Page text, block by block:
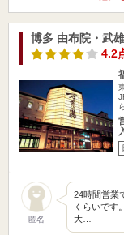
博多 由布院・武
4.2
匿名
24時間営業
くらいです
大…